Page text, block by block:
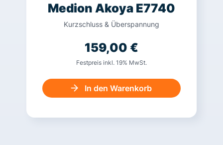
Medion Akoya E7740
Kurzschluss & Überspannung
159,00 €
Festpreis inkl. 19% MwSt.
In den Warenkorb